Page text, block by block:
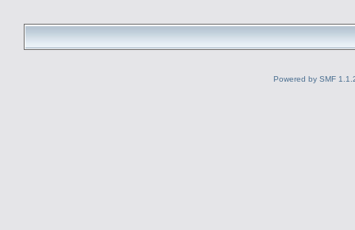
Powered by SMF